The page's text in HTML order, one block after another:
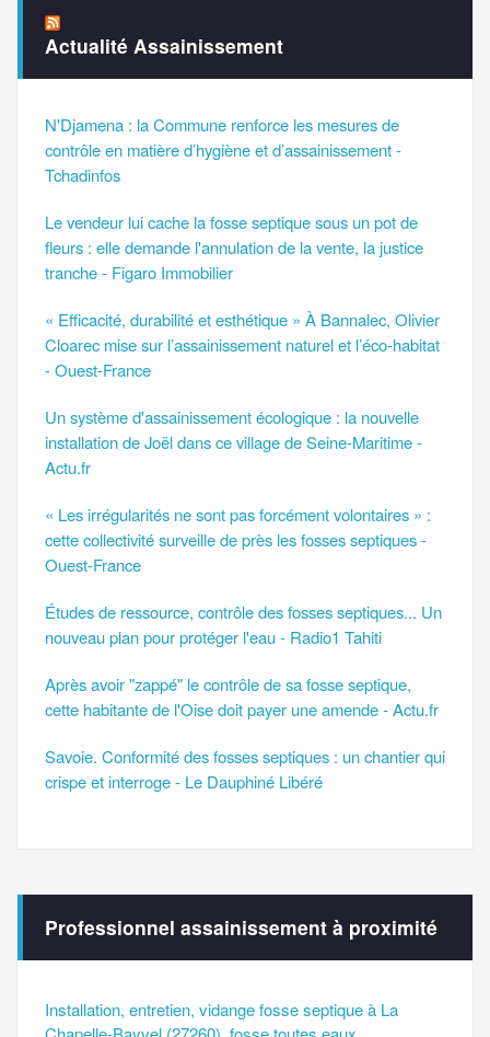
Actualité Assainissement
N'Djamena : la Commune renforce les mesures de
contrôle en matière d’hygiène et d’assainissement -
Tchadinfos
Le vendeur lui cache la fosse septique sous un pot de
fleurs : elle demande l'annulation de la vente, la justice
tranche - Figaro Immobilier
« Efficacité, durabilité et esthétique » À Bannalec, Olivier
Cloarec mise sur l’assainissement naturel et l’éco-habitat
- Ouest-France
Un système d'assainissement écologique : la nouvelle
installation de Joël dans ce village de Seine-Maritime -
Actu.fr
« Les irrégularités ne sont pas forcément volontaires » :
cette collectivité surveille de près les fosses septiques -
Ouest-France
Études de ressource, contrôle des fosses septiques... Un
nouveau plan pour protéger l'eau - Radio1 Tahiti
Après avoir "zappé" le contrôle de sa fosse septique,
cette habitante de l'Oise doit payer une amende - Actu.fr
Savoie. Conformité des fosses septiques : un chantier qui
crispe et interroge - Le Dauphiné Libéré
Professionnel assainissement à proximité
Installation, entretien, vidange fosse septique à La